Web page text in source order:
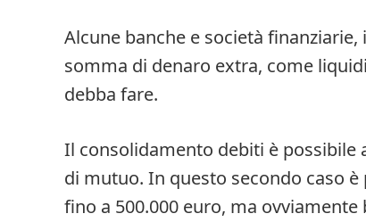
Alcune banche e società
somma di denaro extra, come
debba fare.
Il consolidamento debiti è possibile
di mutuo. In questo secondo caso
fino a 500.000 euro, ma